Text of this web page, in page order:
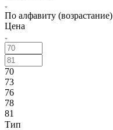
По алфавиту (возрастание)
Цена
70
73
76
78
81
Тип